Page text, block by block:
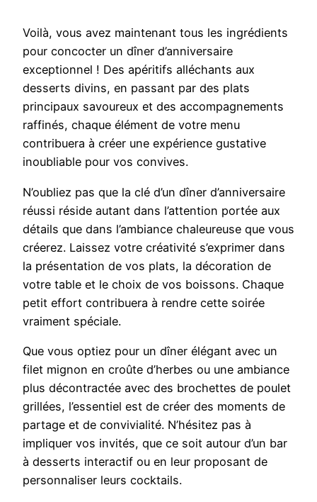
Voilà, vous avez maintenant tous les ingrédients
pour concocter un dîner d’anniversaire
exceptionnel ! Des apéritifs alléchants aux
desserts divins, en passant par des plats
principaux savoureux et des accompagnements
raffinés, chaque élément de votre menu
contribuera à créer une expérience gustative
inoubliable pour vos convives.
N’oubliez pas que la clé d’un dîner d’anniversaire
réussi réside autant dans l’attention portée aux
détails que dans l’ambiance chaleureuse que vous
créerez. Laissez votre créativité s’exprimer dans
la présentation de vos plats, la décoration de
votre table et le choix de vos boissons. Chaque
petit effort contribuera à rendre cette soirée
vraiment spéciale.
Que vous optiez pour un dîner élégant avec un
filet mignon en croûte d’herbes ou une ambiance
plus décontractée avec des brochettes de poulet
grillées, l’essentiel est de créer des moments de
partage et de convivialité. N’hésitez pas à
impliquer vos invités, que ce soit autour d’un bar
à desserts interactif ou en leur proposant de
personnaliser leurs cocktails.